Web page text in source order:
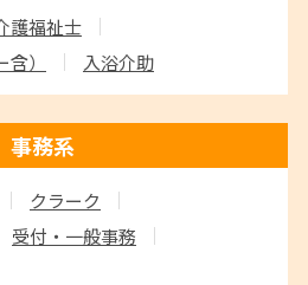
護福祉士
含） 入浴介助
事務系
クラーク
受付・一般事務